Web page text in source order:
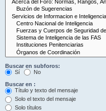
Buscar en subforos:
Sí
No
Buscar en :
Título y texto del mensaje
Solo el texto del mensaje
Solo títulos